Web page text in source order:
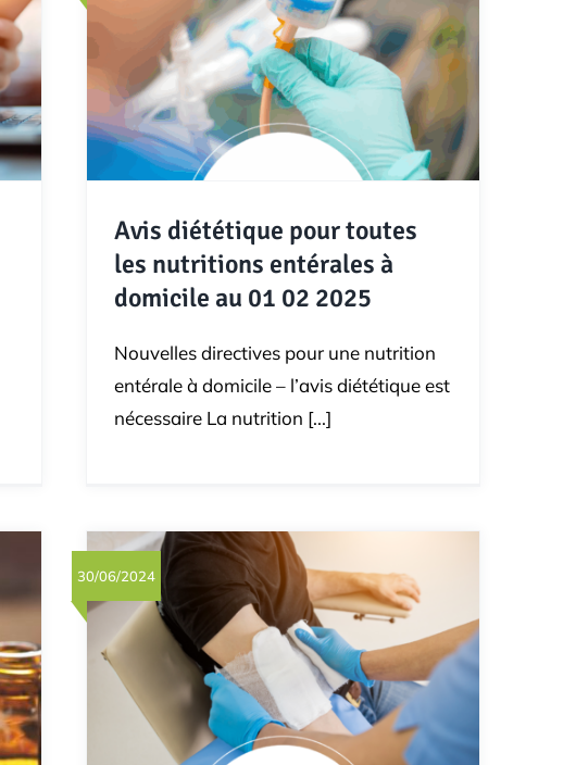
Avis diététique pour toutes
les nutritions entérales à
domicile au 01 02 2025
Nouvelles directives pour une nutrition
entérale à domicile – l’avis diététique est
nécessaire La nutrition [...]
30/06/2024